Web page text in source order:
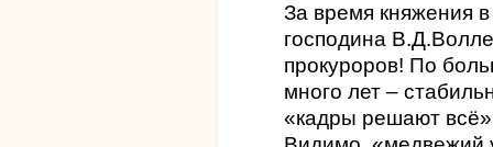
За время княжения
господина
прокуроров! По
много лет –
«кадры решают